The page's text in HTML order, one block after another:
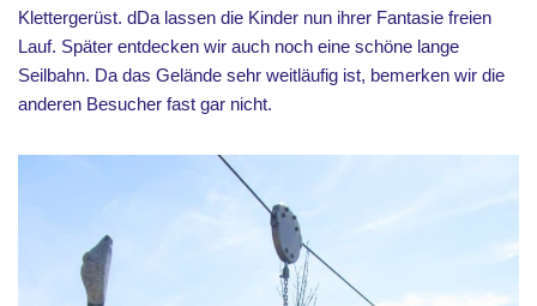
Klettergerüst. dDa lassen die Kinder nun ihrer Fantasie freien
Lauf. Später entdecken wir auch noch eine schöne lange
Seilbahn. Da das Gelände sehr weitläufig ist, bemerken wir die
anderen Besucher fast gar nicht.